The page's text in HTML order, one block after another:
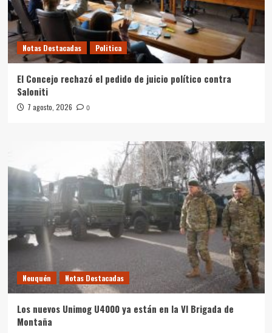
Notas Destacadas Politica
El Concejo rechazó el pedido de juicio político contra
Saloniti
7 agosto, 2026 0
Neuquén Notas Destacadas
Los nuevos Unimog U4000 ya están en la VI Brigada de
Montaña